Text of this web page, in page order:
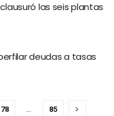
las seis plantas
deudas a tasas
78 … 85